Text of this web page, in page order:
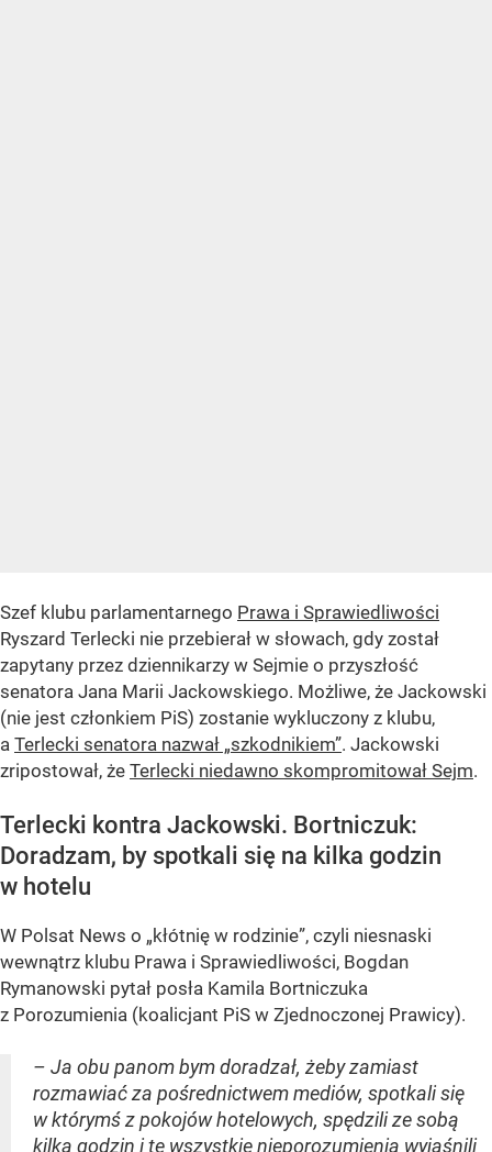
Szef klubu parlamentarnego Prawa i Sprawiedliwości
Ryszard Terlecki nie przebierał w słowach, gdy został
zapytany przez dziennikarzy w Sejmie o przyszłość
senatora Jana Marii Jackowskiego. Możliwe, że Jackowski
(nie jest członkiem PiS) zostanie wykluczony z klubu,
a Terlecki senatora nazwał „szkodnikiem”. Jackowski
zripostował, że Terlecki niedawno skompromitował Sejm.
Terlecki kontra Jackowski. Bortniczuk:
Doradzam, by spotkali się na kilka godzin
w hotelu
W Polsat News o „kłótnię w rodzinie”, czyli niesnaski
wewnątrz klubu Prawa i Sprawiedliwości, Bogdan
Rymanowski pytał posła Kamila Bortniczuka
z Porozumienia (koalicjant PiS w Zjednoczonej Prawicy).
– Ja obu panom bym doradzał, żeby zamiast
rozmawiać za pośrednictwem mediów, spotkali się
w którymś z pokojów hotelowych, spędzili ze sobą
kilka godzin i te wszystkie nieporozumienia wyjaśnili